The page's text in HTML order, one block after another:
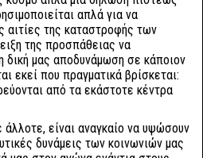
απλά για να
αιτίες της καταστροφής των
της προσπάθειας να
δική μας αποδυνάμωση σε κάποιον
εκεί που πραγματικά βρίσκεται:
από τα εκάστοτε κέντρα
είναι αναγκαίο να υψώσουν
δυνάμεις των κοινωνιών μας